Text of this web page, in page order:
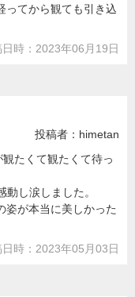
ってから観ても引き込
時：2023年06月19日
投稿者：himetan
たくて観たくて待っ
し涙しました。
姿が本当に美しかった
時：2023年05月03日